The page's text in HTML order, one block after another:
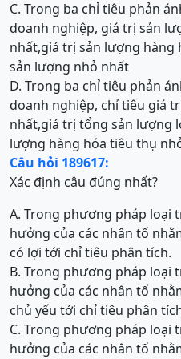
C. Trong ba chỉ tiêu phản
doanh nghiệp, giá trị sản
nhất,giá trị sản lượng
sản lượng nhỏ nhất
D. Trong ba chỉ tiêu phản
doanh nghiệp, chỉ tiêu giá
nhất,giá trị tổng sản lượng
lượng hàng hóa tiêu thụ
Câu hỏi 189617:
Xác định câu đúng nhất?
A. Trong phương pháp loại
hưởng của các nhân tố
có lợi tới chỉ tiêu phân tích.
B. Trong phương pháp loại
hưởng của các nhân tố
chủ yếu tới chỉ tiêu phân
C. Trong phương pháp loại
hưởng của các nhân tố